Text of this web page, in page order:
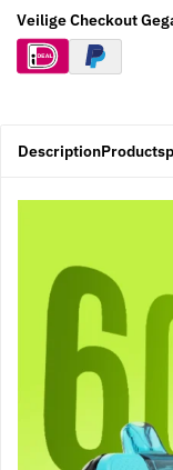
Veilige Checkout
Description